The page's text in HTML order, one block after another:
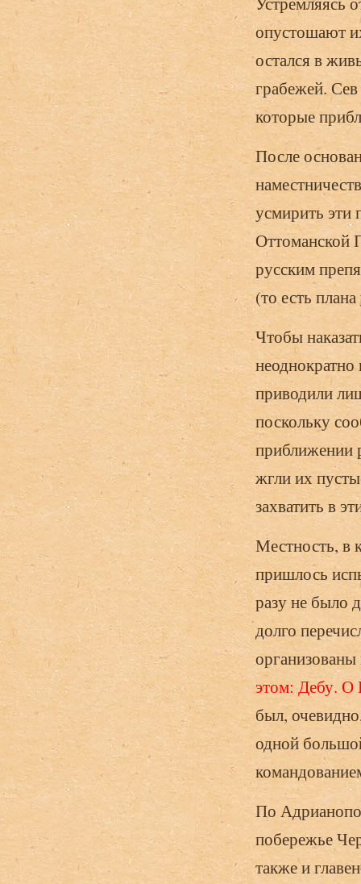
опустошают
остался в
грабежей.
которые
После
усмирить эти
Оттоманской
русским
(то есть
Чтобы
приводили
поскольку
приближении
жгли их
захватить в
Местность, в
пришлось
разу не было
долго
организованы
этом: Дебу. О
был,
одной
По
побережье
также и